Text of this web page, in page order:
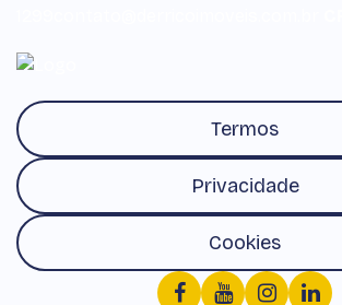
Termos
Privacidade
Cookies